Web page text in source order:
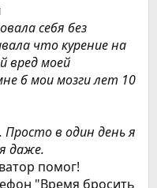
себя без
что курение на
вред моей
б мои мозги лет 10
Просто в один день я
даже.
помог!
"Время бросить